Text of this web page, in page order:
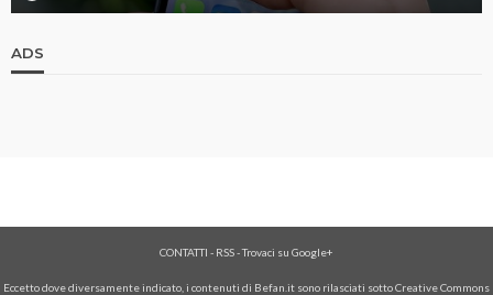
ADS
CONTATTI - RSS-Trovaci su Google+
Eccetto dove diversamente indicato, i contenuti di Befan.it sono rilasciati sotto Creative Commons